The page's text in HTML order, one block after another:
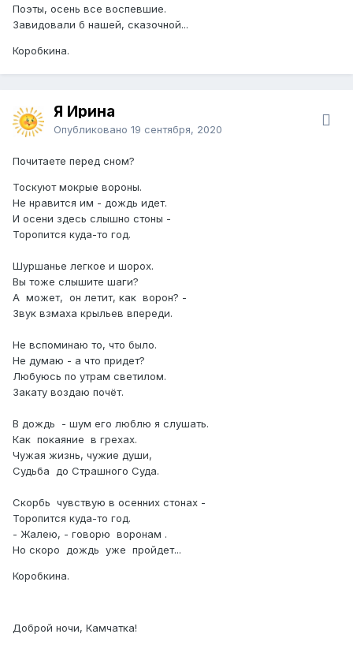
Поэты, осень все воспевшие.
Завидовали б нашей, сказочной...
Коробкина.
Я Ирина
Опубликовано 19 сентября, 2020
Почитаете перед сном?
Тоскуют мокрые вороны.
Не нравится им - дождь идет.
И осени здесь слышно стоны -
Торопится куда-то год.
Шуршанье легкое и шорох.
Вы тоже слышите шаги?
А может, он летит, как ворон? -
Звук взмаха крыльев впереди.
Не вспоминаю то, что было.
Не думаю - а что придет?
Любуюсь по утрам светилом.
Закату воздаю почёт.
В дождь - шум его люблю я слушать.
Как покаяние в грехах.
Чужая жизнь, чужие души,
Судьба до Страшного Суда.
Скорбь чувствую в осенних стонах -
Торопится куда-то год.
- Жалею, - говорю воронам .
Но скоро дождь уже пройдет...
Коробкина.
Доброй ночи, Камчатка!